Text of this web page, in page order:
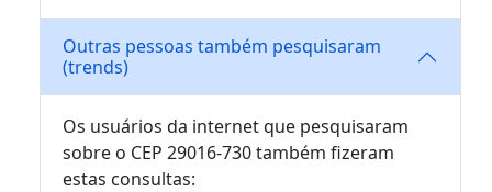
Outras pessoas também pesquisaram
(trends)
Os usuários da internet que pesquisaram
sobre o CEP 29016-730 também fizeram
estas consultas: